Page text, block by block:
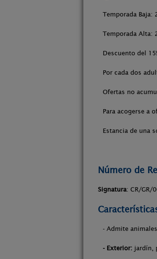
Temporada Baja:
Temporada Alta:
Descuento del
Por cada dos
Ofertas no
Para acogerse a
Estancia de una
Número de
Signatura: CR/GR/
- Admite
- Exterior: jardín,